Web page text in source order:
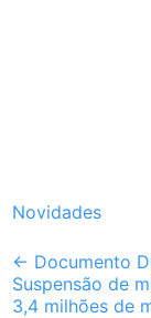
Novidades
Post
navigation
← Documento
Suspensão de
3,4 milhões de